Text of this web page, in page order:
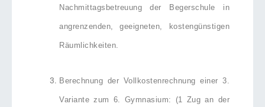
Nachmittagsbetreuung der Begerschule in
angrenzenden, geeigneten, kostengünstigen
Räumlichkeiten.
Berechnung der Vollkostenrechnung einer 3.
Variante zum 6. Gymnasium: (1 Zug an der